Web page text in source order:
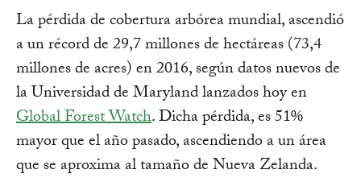
La pérdida de cobertura arbórea mundial, ascendió
a un récord de 29,7 millones de hectáreas (73,4
millones de acres) en 2016, según datos nuevos de
la Universidad de Maryland lanzados hoy en
Global Forest Watch. Dicha pérdida, es 51%
mayor que el año pasado, ascendiendo a un área
que se aproxima al tamaño de Nueva Zelanda.